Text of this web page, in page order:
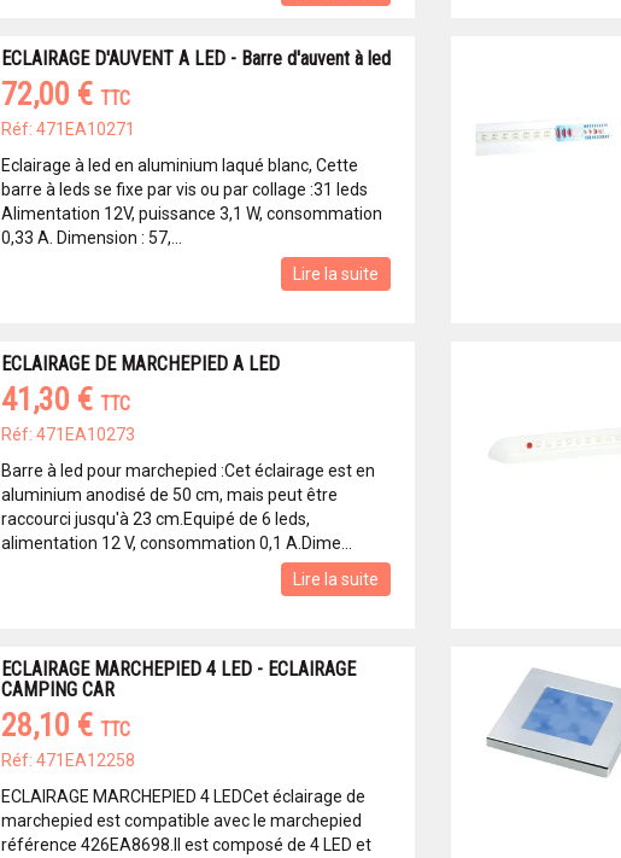
ECLAIRAGE D'AUVENT A LED - Barre d'auvent à led
72,00 € TTC
Réf: 471EA10271
Eclairage à led en aluminium laqué blanc, Cette
barre à leds se fixe par vis ou par collage :31 leds
Alimentation 12V, puissance 3,1 W, consommation
0,33 A. Dimension : 57,...
Lire la suite
ECLAIRAGE DE MARCHEPIED A LED
41,30 € TTC
Réf: 471EA10273
Barre à led pour marchepied :Cet éclairage est en
aluminium anodisé de 50 cm, mais peut être
raccourci jusqu'à 23 cm.Equipé de 6 leds,
alimentation 12 V, consommation 0,1 A.Dime...
Lire la suite
ECLAIRAGE MARCHEPIED 4 LED - ECLAIRAGE
CAMPING CAR
28,10 € TTC
Réf: 471EA12258
ECLAIRAGE MARCHEPIED 4 LEDCet éclairage de
marchepied est compatible avec le marchepied
référence 426EA8698.Il est composé de 4 LED et